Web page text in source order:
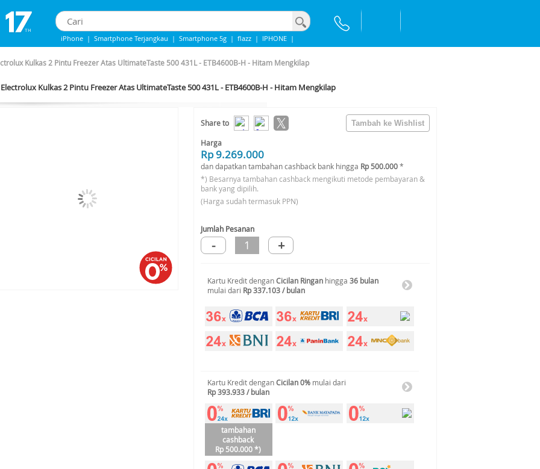
iPhone | Smartphone Terjangkau | Smartphone 5g | flazz | IPHONE |
Kulkas 2 Pintu Freezer Atas UltimateTaste 500 431L - ETB4600B-H - Hitam Mengkilap
Electrolux Kulkas 2 Pintu Freezer Atas UltimateTaste 500 431L - ETB4600B-H - Hitam Mengkilap
Share to
Harga
Rp 9.269.000
dan dapatkan tambahan cashback bank hingga Rp 500.000*
*) Besarnya tambahan cashback mengikuti metode pembayaran &
bank yang dipilih.
(Harga sudah termasuk PPN)
Jumlah Pesanan
- 1 +
Kartu Kredit denganCicilan Ringan hingga 36 bulan
mulai dari Rp 337.103 / bulan
Kartu Kredit denganCicilan 0% mulai dari
Rp 393.933 / bulan
tambahan
cashback
Rp 500.000 *)